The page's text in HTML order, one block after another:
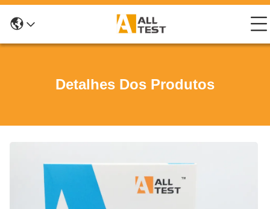
Detalhes Dos Produtos